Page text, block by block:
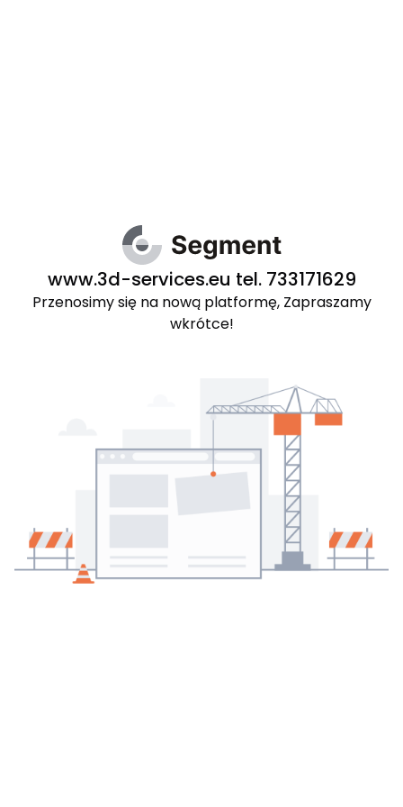
www.3d-services.eu tel. 733171629
Przenosimy się na nową platformę, Zapraszamy
wkrótce!